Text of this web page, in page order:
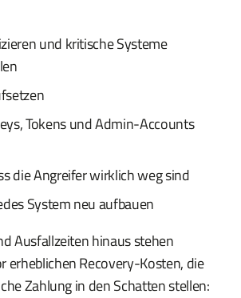
und kritische Systeme
Tokens und Admin-Accounts
die Angreifer wirklich weg sind
System neu aufbauen
Ausfallzeiten hinaus stehen
erheblichen Recovery-Kosten, die
Zahlung in den Schatten stellen: